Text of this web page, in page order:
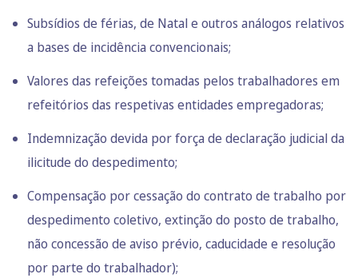
Subsídios de férias, de Natal e outros análogos relativos
a bases de incidência convencionais;
Valores das refeições tomadas pelos trabalhadores em
refeitórios das respetivas entidades empregadoras;
Indemnização devida por força de declaração judicial da
ilicitude do despedimento;
Compensação por cessação do contrato de trabalho por
despedimento coletivo, extinção do posto de trabalho,
não concessão de aviso prévio, caducidade e resolução
por parte do trabalhador);